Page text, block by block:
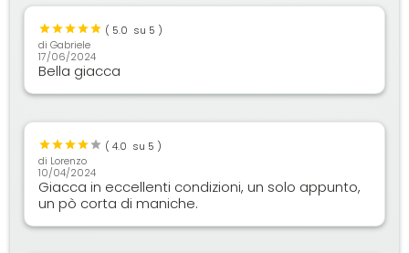
( 5.0 su 5 )
diGabriele
17/06/2024
Bella giacca
(4.0 su 5 )
di Lorenzo
10/04/2024
Giacca in eccellenti condizioni, un solo appunto,
un pò corta di maniche.